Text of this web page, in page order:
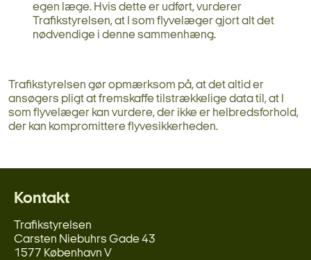
egen læge. Hvis dette er udført, vurderer
Trafikstyrelsen, at I som flyvelæger gjort alt det
nødvendige i denne sammenhæng.
Trafikstyrelsen gør opmærksom på, at det altid er
ansøgers pligt at fremskaffe tilstrækkelige data til, at I
som flyvelæger kan vurdere, der ikke er helbredsforhold,
der kan kompromittere flyvesikkerheden.
Kontakt
Trafikstyrelsen
Carsten Niebuhrs Gade 43
1577 København V